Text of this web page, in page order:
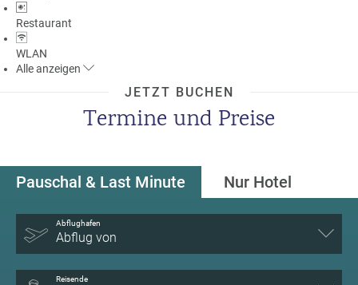
Restaurant
WLAN
Alleanzeigen
JETZT BUCHEN
Termine und Preise
Pauschal & Last Minute Nur Hotel
Abflughafen
Abflug von
Reisende